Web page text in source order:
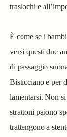
traslochi e
È come se i
versi questi due
di passaggio
Bisticciano e per
lamentarsi. Non
strattoni paiono
trattengono a